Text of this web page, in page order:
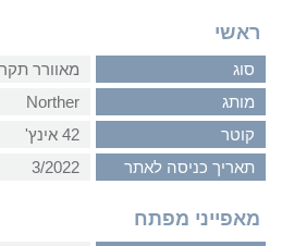
ראשי
סוג
מאוורר
מותג
Norther
קוטר
42 אינץ'
תאריך כניסה לאתר
3/2022
מאפייני מפתח